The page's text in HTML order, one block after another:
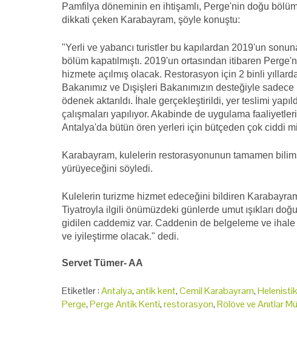
Pamfilya döneminin en ihtişamlı, Perge'nin doğu
dikkati çeken Karabayram, şöyle konuştu:
"Yerli ve yabancı turistler bu kapılardan 2019'un
bölüm kapatılmıştı. 2019'un ortasından itibaren
hizmete açılmış olacak. Restorasyon için 2 binli
Bakanımız ve Dışişleri Bakanımızın desteğiyle
ödenek aktarıldı. İhale gerçekleştirildi, yer teslimi
çalışmaları yapılıyor. Akabinde de uygulama
Antalya'da bütün ören yerleri için bütçeden çok ciddi
Karabayram, kulelerin restorasyonunun tamamen
yürüyeceğini söyledi.
Kulelerin turizme hizmet edeceğini bildiren
Tiyatroyla ilgili önümüzdeki günlerde umut ışıkları
gidilen caddemiz var. Caddenin de belgeleme ve ihale
ve iyileştirme olacak." dedi.
Servet Tümer- AA
Etiketler :Antalya,antik kent,Cemil Karabayram,
Perge,Perge Antik Kenti,restorasyon,Rölöve ve Anıtlar